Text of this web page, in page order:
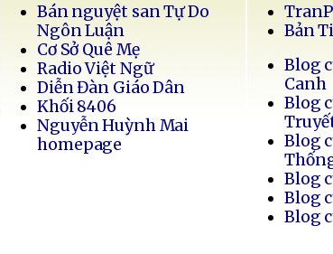
Bán nguyệt san Tự Do
Ngôn Luận
Cơ Sở Quê Mẹ
Radio Việt Ngữ
Diễn Đàn Giáo Dân
Khối 8406
Nguyễn Huỳnh Mai
homepage
Bản
Blog
Canh
Blog
Blog
Blog
Blog
Blog